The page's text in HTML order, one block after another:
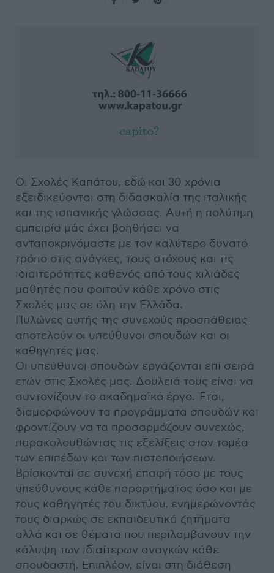
Οι Σχολές Καπάτου, εδώ και 30 χρόνια
εξειδικεύονται στη διδασκαλία της ιταλικής
και της ισπανικής γλώσσας. Αυτή η πολύτιμη
εμπειρία μάς έχει βοηθήσει να
ανταποκρινόμαστε με τον καλύτερο δυνατό
τρόπο στις ανάγκες, τους στόχους και τις
ιδιαιτερότητες καθενός από τους χιλιάδες
μαθητές που φοιτούν κάθε χρόνο στις
Σχολές μας σε όλη την Ελλάδα.
Πυλώνες αυτής της συνεχούς προσπάθειας
αποτελούν οι υπεύθυνοι σπουδών και οι
καθηγητές μας.
Οι υπεύθυνοι σπουδών εργάζονται επί σειρά
ετών στις Σχολές μας. Δουλειά τους είναι να
συντονίζουν το ακαδημαϊκό έργο. Έτσι,
διαμορφώνουν τα προγράμματα σπουδών και
φροντίζουν να τα προσαρμόζουν συνεχώς,
παρακολουθώντας τις εξελίξεις στον τομέα
των επιπέδων και των πιστοποιήσεων.
Βρίσκονται σε συνεχή επαφή τόσο με τους
υπεύθυνους κάθε παραρτήματος όσο και με
τους καθηγητές του δικτύου, ενημερώνοντάς
τους διαρκώς σε εκπαιδευτικά ζητήματα
αλλά και σε θέματα που περιλαμβάνουν την
κάλυψη των ιδιαίτερων αναγκών κάθε
σπουδαστή. Επιπλέον, είναι στη διάθεση